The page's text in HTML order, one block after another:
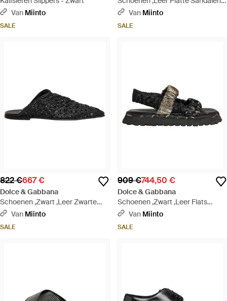
Van Miinto
SALE
BruinVan Miinto
SALE
822 €667 €
Dolce & Gabbana
Schoenen ,Zwart ,Leer Zwarte
Mules Slides Slippers Platte
Van Miinto
SALE
909 €744,50 €
Dolce & Gabbana
Schoenen ,Zwart ,Leer Flats
Sandalen - Zwart
Van Miinto
SALE